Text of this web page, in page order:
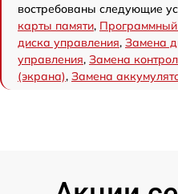
востребованы следующие
карты памяти, Программный
диска управления, Замена
управления, Замена
(экрана), Замена